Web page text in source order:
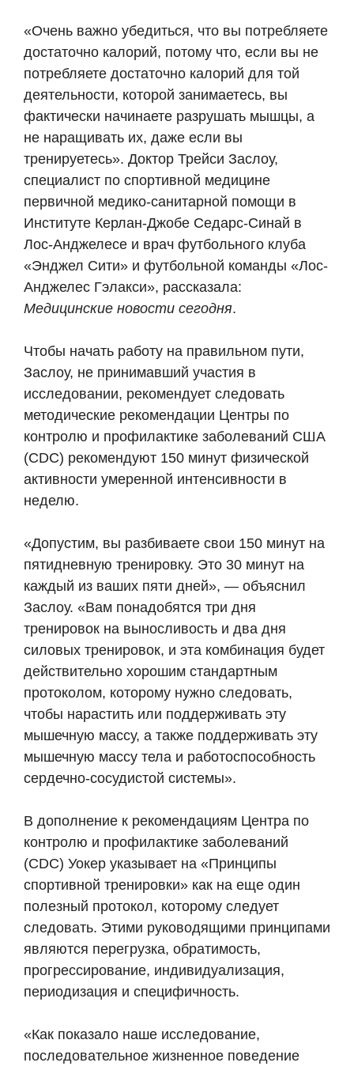
«Очень важно убедиться, что вы потребляете
достаточно калорий, потому что, если вы не
потребляете достаточно калорий для той
деятельности, которой занимаетесь, вы
фактически начинаете разрушать мышцы, а
не наращивать их, даже если вы
тренируетесь». Доктор Трейси Заслоу,
специалист по спортивной медицине
первичной медико-санитарной помощи в
Институте Керлан-Джобе Седарс-Синай в
Лос-Анджелесе и врач футбольного клуба
«Энджел Сити» и футбольной команды «Лос-
Анджелес Гэлакси», рассказала:
Медицинские новости сегодня.
Чтобы начать работу на правильном пути,
Заслоу, не принимавший участия в
исследовании, рекомендует следовать
методические рекомендации Центры по
контролю и профилактике заболеваний США
(CDC) рекомендуют 150 минут физической
активности умеренной интенсивности в
неделю.
«Допустим, вы разбиваете свои 150 минут на
пятидневную тренировку. Это 30 минут на
каждый из ваших пяти дней», — объяснил
Заслоу. «Вам понадобятся три дня
тренировок на выносливость и два дня
силовых тренировок, и эта комбинация будет
действительно хорошим стандартным
протоколом, которому нужно следовать,
чтобы нарастить или поддерживать эту
мышечную массу, а также поддерживать эту
мышечную массу тела и работоспособность
сердечно-сосудистой системы».
В дополнение к рекомендациям Центра по
контролю и профилактике заболеваний
(CDC) Уокер указывает на «Принципы
спортивной тренировки» как на еще один
полезный протокол, которому следует
следовать. Этими руководящими принципами
являются перегрузка, обратимость,
прогрессирование, индивидуализация,
периодизация и специфичность.
«Как показало наше исследование,
последовательное жизненное поведение